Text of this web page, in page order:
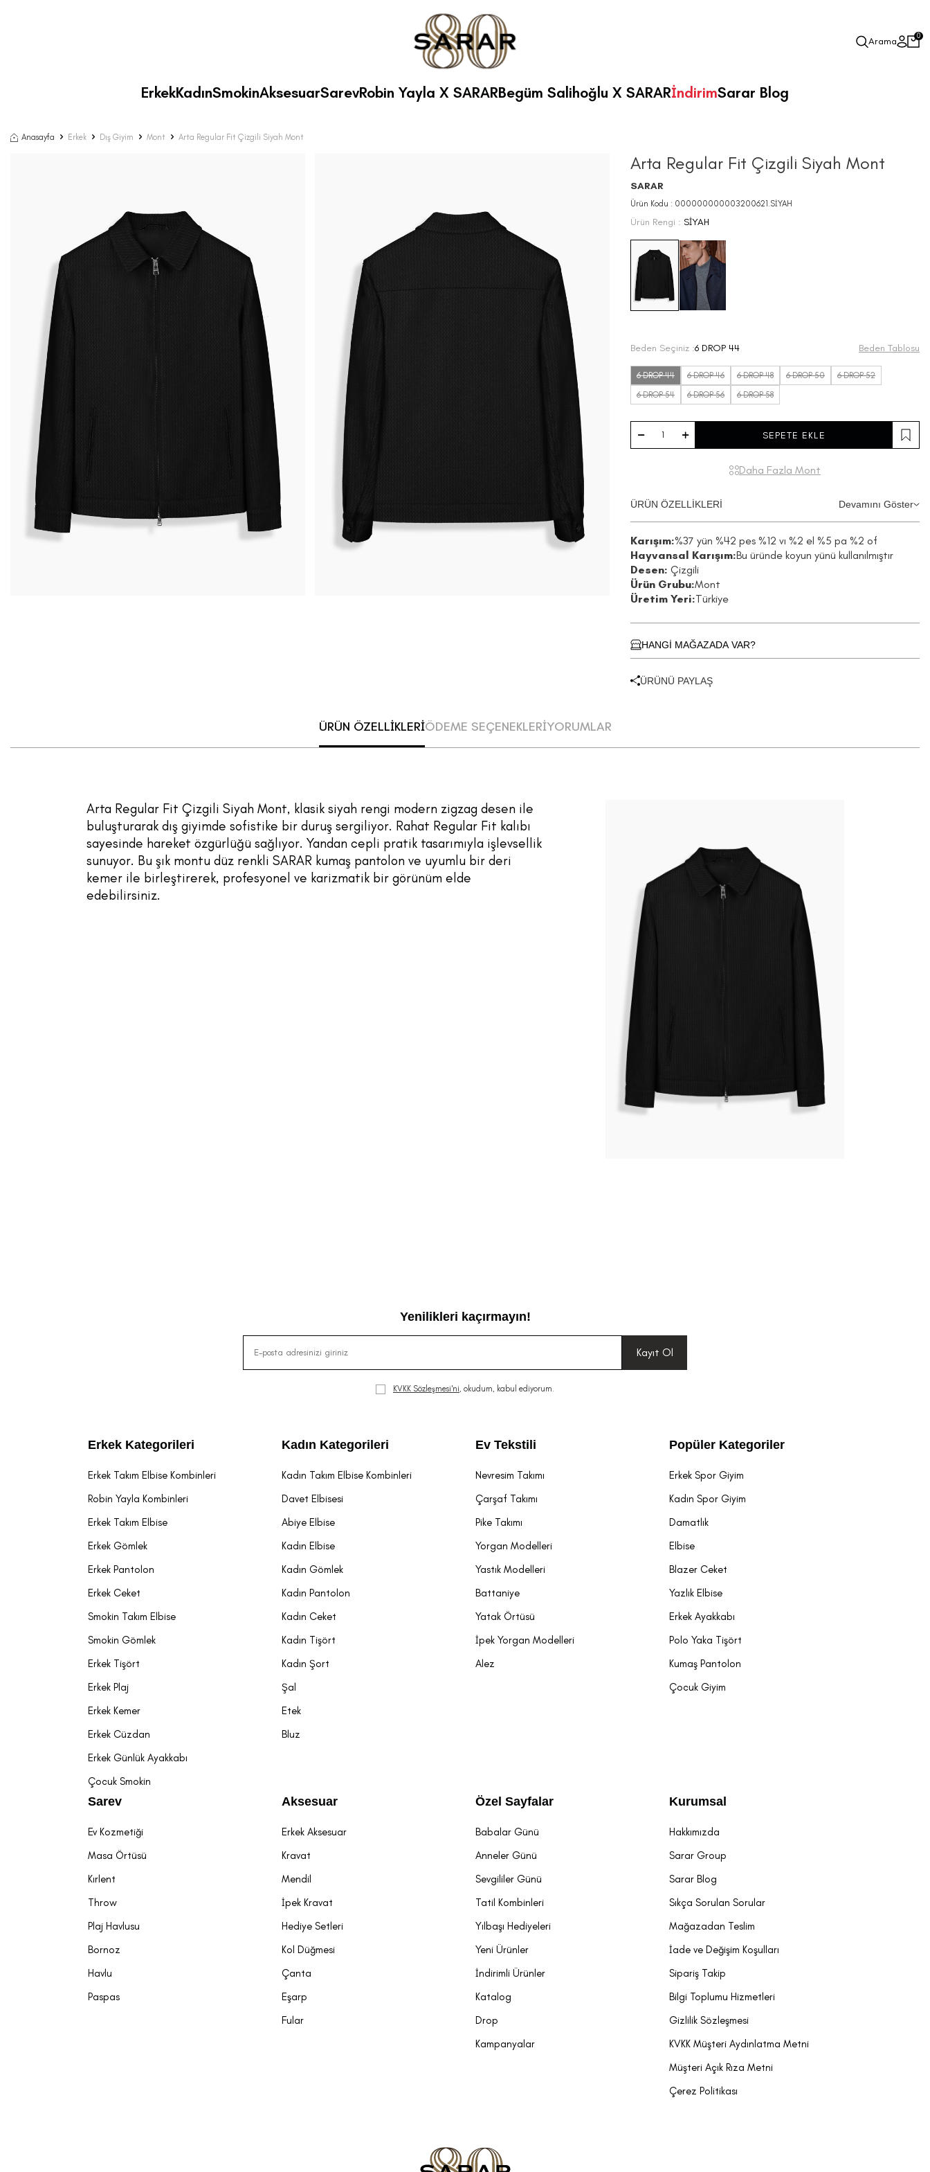
Arama 0
ErkekKadınSmokinAksesuarSarevRobin Yayla X SARARBegüm Salihoğlu X SARARİndirimSarar Blog
Anasayfa Erkek Dış Giyim Mont Arta Regular Fit Çizgili Siyah Mont
Arta Regular Fit Çizgili Siyah Mont
SARAR
Ürün Kodu : 000000000003200621.SİYAH
Ürün Rengi : SİYAH
Beden Seçiniz :6 DROP 44 Beden Tablosu
6 DROP 44 6 DROP 46 6 DROP 48 6 DROP 50
6 DROP 52
6 DROP 54
6 DROP 56 6 DROP 58
SEPETE EKLE
Daha Fazla Mont
ÜRÜN ÖZELLİKLERİ Devamını Göster
Karışım:%37 yün %42 pes %12 vı %2 el %5 pa %2 of
Hayvansal Karışım:Bu üründe koyun yünü kullanılmıştır
Desen: Çizgili
Ürün Grubu:Mont
Üretim Yeri:Türkiye
HANGİ MAĞAZADA VAR?
ÜRÜNÜ PAYLAŞ
ÜRÜN ÖZELLİKLERİÖDEME SEÇENEKLERİYORUMLAR
Arta Regular Fit Çizgili Siyah Mont, klasik siyah rengi modern zigzag desen ile
buluşturarak dış giyimde sofistike bir duruş sergiliyor. Rahat Regular Fit kalıbı
sayesinde hareket özgürlüğü sağlıyor. Yandan cepli pratik tasarımıyla işlevsellik
sunuyor. Bu şık montu düz renkli SARAR kumaş pantolon ve uyumlu bir deri
kemer ile birleştirerek, profesyonel ve karizmatik bir görünüm elde
edebilirsiniz.
Yenilikleri kaçırmayın!
Kayıt Ol
KVKK Sözleşmesi'ni, okudum, kabul ediyorum.
Erkek Kategorileri
Erkek Takım Elbise Kombinleri
Robin Yayla Kombinleri
Erkek Takım Elbise
Erkek Gömlek
Erkek Pantolon
Erkek Ceket
Smokin Takım Elbise
Smokin Gömlek
Erkek Tişört
Erkek Plaj
Erkek Kemer
Erkek Cüzdan
Erkek Günlük Ayakkabı
Çocuk Smokin
Kadın Kategorileri
Kadın Takım Elbise Kombinleri
Davet Elbisesi
Abiye Elbise
Kadın Elbise
Kadın Gömlek
Kadın Pantolon
Kadın Ceket
Kadın Tişört
Kadın Şort
Şal
Etek
Bluz
Ev Tekstili
Nevresim Takımı
Çarşaf Takımı
Pike Takımı
Yorgan Modelleri
Yastık Modelleri
Battaniye
Yatak Örtüsü
İpek Yorgan Modelleri
Alez
Popüler Kategoriler
Erkek Spor Giyim
Kadın Spor Giyim
Damatlık
Elbise
Blazer Ceket
Yazlık Elbise
Erkek Ayakkabı
Polo Yaka Tişört
Kumaş Pantolon
Çocuk Giyim
Sarev
Ev Kozmetiği
Masa Örtüsü
Kırlent
Throw
Plaj Havlusu
Bornoz
Havlu
Paspas
Aksesuar
Erkek Aksesuar
Kravat
Mendil
İpek Kravat
Hediye Setleri
Kol Düğmesi
Çanta
Eşarp
Fular
Özel Sayfalar
Babalar Günü
Anneler Günü
Sevgililer Günü
Tatil Kombinleri
Yılbaşı Hediyeleri
Yeni Ürünler
İndirimli Ürünler
Katalog
Drop
Kampanyalar
Kurumsal
Hakkımızda
Sarar Group
Sarar Blog
Sıkça Sorulan Sorular
Mağazadan Teslim
İade ve Değişim Koşulları
Sipariş Takip
Bilgi Toplumu Hizmetleri
Gizlilik Sözleşmesi
KVKK Müşteri Aydınlatma Metni
Müşteri Açık Rıza Metni
Çerez Politikası